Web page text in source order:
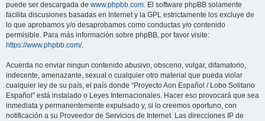
puede ser descargada de www.phpbb.com. El software phpBB solamente
facilita discusiones basadas en Internet y la GPL estrictamente los excluye de
lo que aprobamos y/o desaprobamos como conductas y/o contenido
permisible. Para más información sobre phpBB, por favor visite:
https://www.phpbb.com/.
Acuerda no enviar ningun contenido abusivo, obsceno, vulgar, difamatorio,
indecente, amenazante, sexual o cualquier otro material que pueda violar
cualquier ley de su país, el país donde “Proyecto Aon Español / Lobo Solitario
Español” está instalado o Leyes Internacionales. Hacer eso provocará que sea
inmediata y permanentemente expulsado y, si lo creemos oportuno, con
notificación a su Proveedor de Servicios de Internet. Las direcciones IP de